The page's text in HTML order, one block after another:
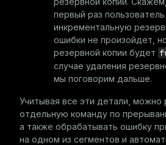
первый раз
инкрементальную
ошибки не произойдет,
резервной копии будет
случае удаления
мы поговорим дальше.
Учитывая все эти детали, можно
отдельную команду по
а также обрабатывать ошибку
на одном из сегментов и